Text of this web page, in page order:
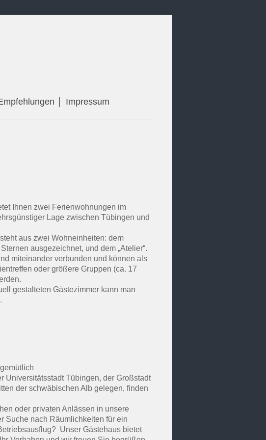
Impressum
Ihnen zwei Ferienwohnungen im
Lage zwischen Tübingen und
aus zwei Wohneinheiten: dem
ausgezeichnet, und dem „Atelier“.
miteinander verbunden und können als
oder größere Gruppen (ca. 17
gestalteten Gästezimmer kann man
Universitätsstadt Tübingen, der Großstadt
der schwäbischen Alb gelegen, finden
oder privaten Anlässen in unsere
Suche nach Räumlichkeiten für ein
Unser Gästehaus bietet